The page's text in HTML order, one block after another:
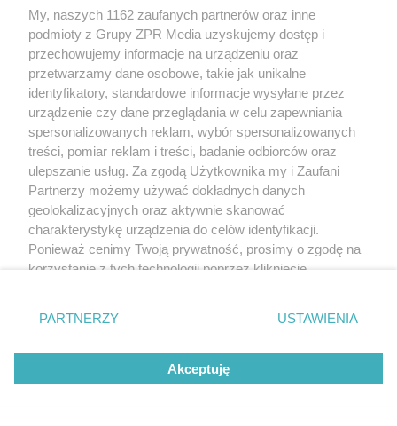
My, naszych 1162 zaufanych partnerów oraz inne
podmioty z Grupy ZPR Media uzyskujemy dostęp i
przechowujemy informacje na urządzeniu oraz
przetwarzamy dane osobowe, takie jak unikalne
identyfikatory, standardowe informacje wysyłane przez
urządzenie czy dane przeglądania w celu zapewniania
spersonalizowanych reklam, wybór spersonalizowanych
treści, pomiar reklam i treści, badanie odbiorców oraz
ulepszanie usług. Za zgodą Użytkownika my i Zaufani
Partnerzy możemy używać dokładnych danych
geolokalizacyjnych oraz aktywnie skanować
charakterystykę urządzenia do celów identyfikacji.
Ponieważ cenimy Twoją prywatność, prosimy o zgodę na
korzystanie z tych technologii poprzez kliknięcie
zmienić/wycofać klikając przycisk ustawień prywatności
znajdujący się w lewym dolnym rogu strony
rodzaje przetwarzania danych nie wymagają zgody
użytkownika, ale masz prawo sprzeciwić się takiemu
przetwarzaniu. Preferencje będą miały zastosowanie tylko
PARTNERZY USTAWIENIA
Akceptuję